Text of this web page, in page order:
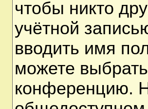
чтобы никто
учётной
вводить имя
можете
конференцию.